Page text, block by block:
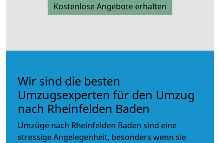
Kostenlose Angebote erhalten
Wir sind die besten
Umzugsexperten für den Umzug
nach Rheinfelden Baden
Umzüge nach Rheinfelden Baden sind eine
stressige Angelegenheit, besonders wenn sie